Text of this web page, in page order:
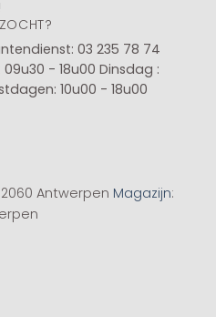
03 235 78 74
- 18u00 Dinsdag :
10u00 - 18u00
Antwerpen Magazijn: